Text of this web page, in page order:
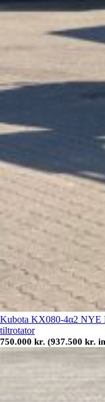
Kubota KX080-4α2 NYE
tiltrotator
750.000 kr. (937.500 kr.